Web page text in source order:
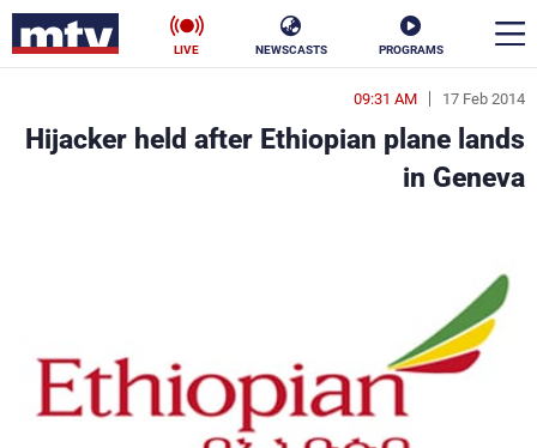
PROGRAMS
NEWSCASTS
LIVE
17 Feb 2014
09:31 AM
Hijacker held after Ethiopian plane lands
in Geneva
en
الأخبار
إقتصاد
منوعات